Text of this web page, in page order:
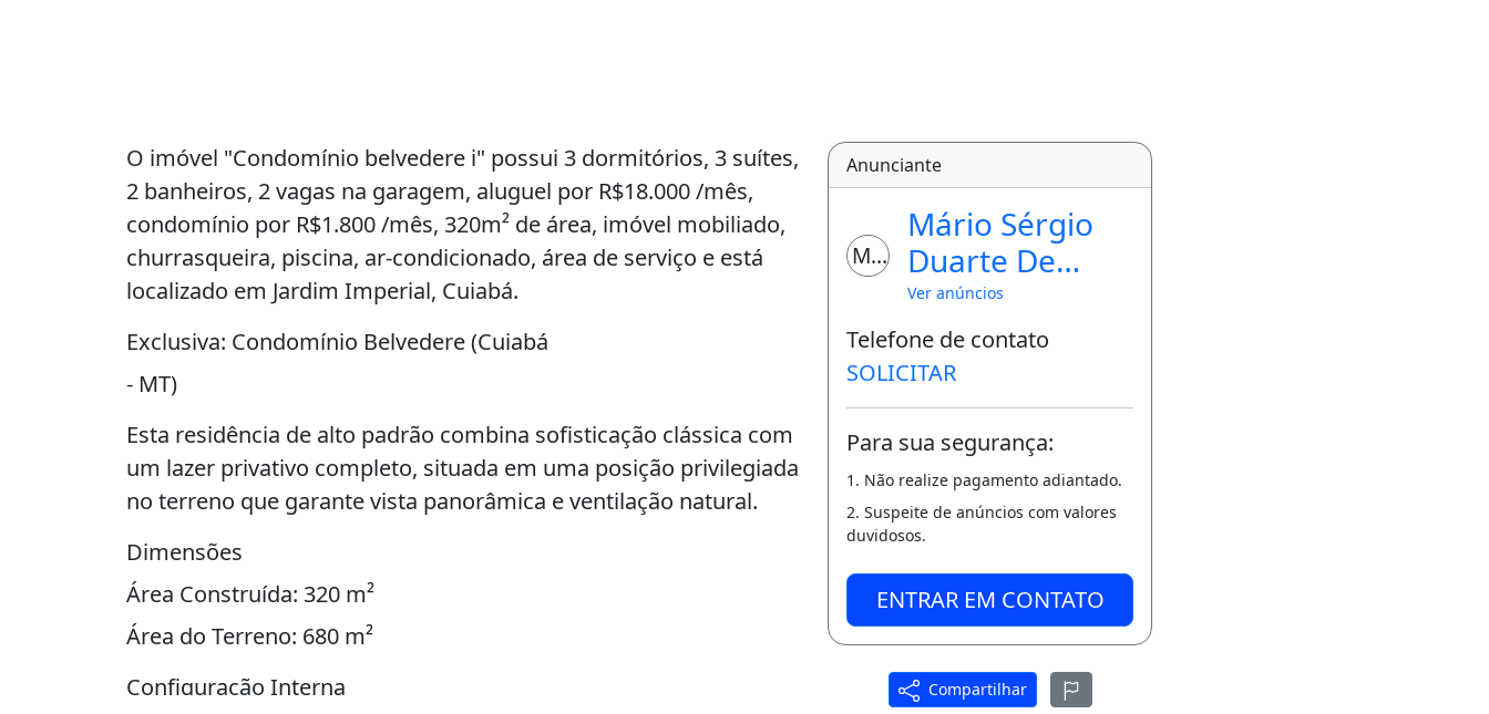
O imóvel "Condomínio belvedere i" possui 3 dormitórios, 3 suítes,
2 banheiros, 2 vagas na garagem, aluguel por R$18.000 /mês,
condomínio por R$1.800 /mês, 320m² de área, imóvel mobiliado,
churrasqueira, piscina, ar-condicionado, área de serviço e está
localizado em Jardim Imperial, Cuiabá.
Exclusiva: Condomínio Belvedere (Cuiabá
- MT)
Esta residência de alto padrão combina sofisticação clássica com
um lazer privativo completo, situada em uma posição privilegiada
no terreno que garante vista panorâmica e ventilação natural.
Dimensões
Área Construída: 320 m²
Área do Terreno: 680 m²
Configuração Interna
Anunciante
MO
Mário Sérgio
Duarte De
Oliveira
Ver anúncios
Telefone de contato
SOLICITAR
Para sua segurança:
1. Não realize pagamento adiantado.
2. Suspeite de anúncios com valores
duvidosos.
ENTRAR EM CONTATO
Compartilhar